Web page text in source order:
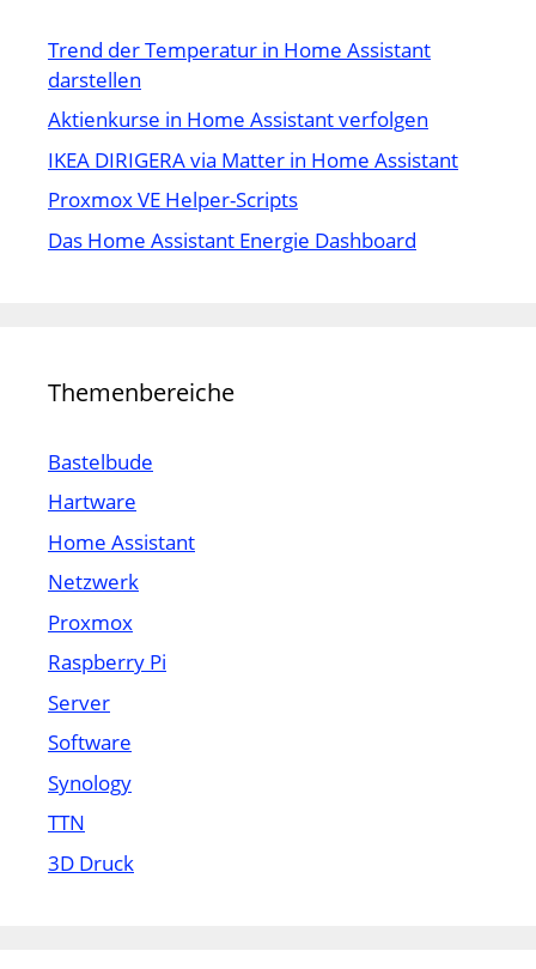
Trend der Temperatur in Home Assistant
darstellen
Aktienkurse in Home Assistant verfolgen
IKEA DIRIGERA via Matter in Home Assistant
Proxmox VE Helper-Scripts
Das Home Assistant Energie Dashboard
Themenbereiche
Bastelbude
Hartware
Home Assistant
Netzwerk
Proxmox
Raspberry Pi
Server
Software
Synology
TTN
3D Druck